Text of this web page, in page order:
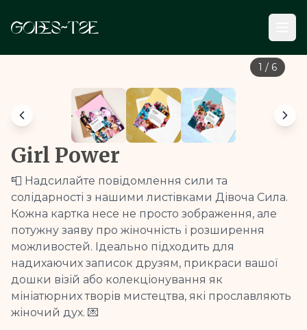
1 / 6
Girl Power
📮 Надсилайте повідомлення сили та
солідарності з нашими листівками Дівоча Сила.
Кожна картка несе не просто зображення, але
потужну заяву про жіночність і розширення
можливостей. Ідеально підходить для
надихаючих записок друзям, прикраси вашої
дошки візій або колекціонування як
мініатюрних творів мистецтва, які прославляють
жіночий дух. 💌